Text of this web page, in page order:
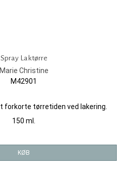
Spray Laktørre
Marie Christine
M42901
forkorte tørretiden ved lakering.
150 ml.
KØB